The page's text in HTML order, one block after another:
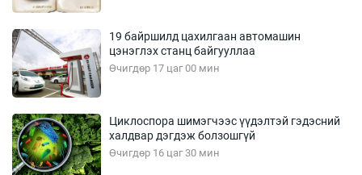
19 байршилд цахилгаан автомашин
цэнэглэх станц байгууллаа
Өчигдөр 17 цаг 00 мин
Циклоспора шимэгчээс үүдэлтэй гэдэсний
халдвар дэгдэж болзошгүй
Өчигдөр 16 цаг 30 мин